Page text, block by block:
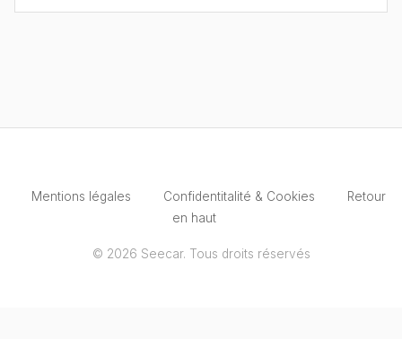
Mentions légales Confidentitalité & Cookies
Retour
en haut
© 2026 Seecar. Tous droits réservés